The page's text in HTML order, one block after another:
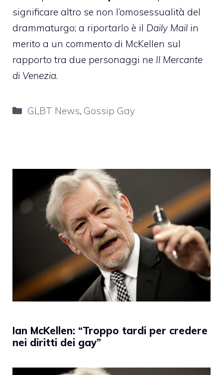
significare altro se non l’omosessualità del
drammaturgo; a riportarlo è il Daily Mail in
merito a un commento di McKellen sul
rapporto tra due personaggi ne Il Mercante
di Venezia.
Categorie
GLBT News, Gossip Gay
Ian McKellen: “Troppo tardi per credere
nei diritti dei gay”